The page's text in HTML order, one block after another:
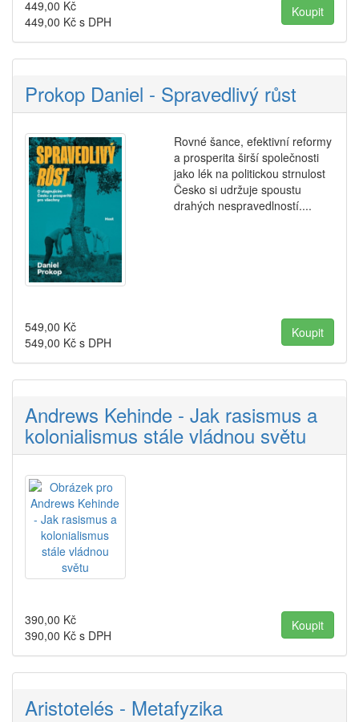
449,00 Kč
449,00 Kč s DPH
Prokop Daniel - Spravedlivý růst
Rovné šance, efektivní reformy
a prosperita širší společnosti
jako lék na politickou strnulost
Česko si udržuje spoustu
drahých nespravedlností....
549,00 Kč
549,00 Kč s DPH
Andrews Kehinde - Jak rasismus a
kolonialismus stále vládnou světu
390,00 Kč
390,00 Kč s DPH
Aristotelés - Metafyzika